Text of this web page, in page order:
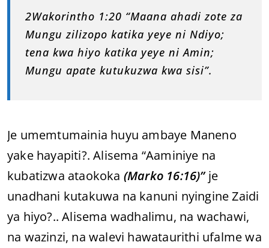
2Wakorintho 1:20 “Maana ahadi zote za
Mungu zilizopo katika yeye ni Ndiyo;
tena kwa hiyo katika yeye ni Amin;
Mungu apate kutukuzwa kwa sisi”.
Je umemtumainia huyu ambaye Maneno
yake hayapiti?. Alisema “Aaminiye na
kubatizwa ataokoka (Marko 16:16)”je
unadhani kutakuwa na kanuni nyingine Zaidi
ya hiyo?.. Alisema wadhalimu, na wachawi,
na wazinzi, na walevi hawataurithi ufalme wa